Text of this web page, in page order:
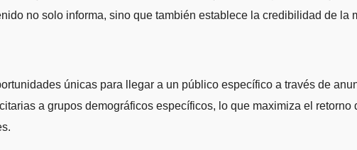
no solo informa, sino que también establece la credibilidad de la
únicas para llegar a un público específico a través de
a grupos demográficos específicos, lo que maximiza el